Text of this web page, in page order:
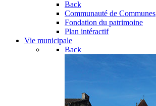
Back
Communauté de Communes
Fondation du patrimoine
Plan intéractif
Vie municipale
Back